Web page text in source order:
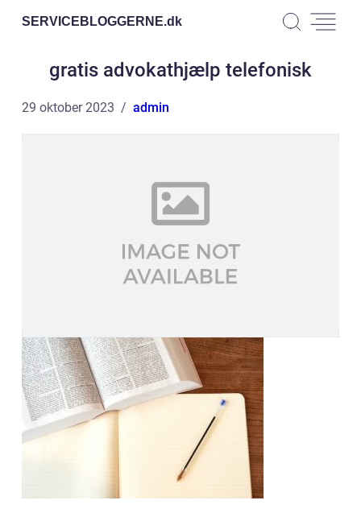
SERVICEBLOGGERNE.dk
gratis advokathjælp telefonisk
29 oktober 2023 admin